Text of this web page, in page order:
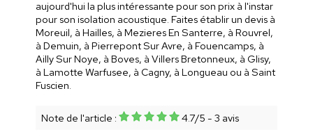
aujourd'hui la plus intéressante pour son prix à l'instar
pour son isolation acoustique. Faites établir un devis à
Moreuil, à Hailles, à Mezieres En Santerre, à Rouvrel,
à Demuin, à Pierrepont Sur Avre, à Fouencamps, à
Ailly Sur Noye, à Boves, à Villers Bretonneux, à Glisy,
à Lamotte Warfusee, à Cagny, à Longueau ou à Saint
Fuscien.
Note de l'article : 4.7/5 - 3 avis